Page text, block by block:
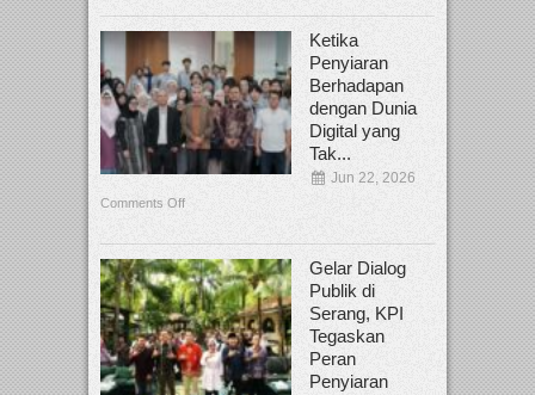
Ketika
Penyiaran
Berhadapan
dengan Dunia
Digital yang
Tak...
Jun 22, 2026
Comments Off
Gelar Dialog
Publik di
Serang, KPI
Tegaskan
Peran
Penyiaran